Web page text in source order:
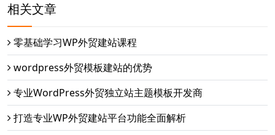
相关文章
零基础学习WP外贸建站课程
wordpress外贸模板建站的优势
专业WordPress外贸独立站主题模板开发商
打造专业WP外贸建站平台功能全面解析